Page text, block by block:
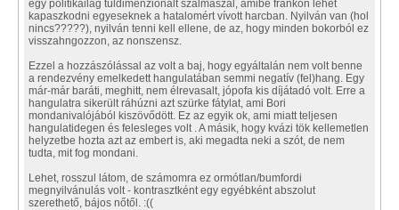
egy politikailag túldimenzionált szalmaszál, amibe frankón lehet
kapaszkodni egyeseknek a hatalomért vívott harcban. Nyilván van (hol
nincs?????), nyilván tenni kell ellene, de az, hogy minden bokorból ez
visszahngozzon, az nonszensz.
Ezzel a hozzászólással az volt a baj, hogy egyáltalán nem volt benne
a rendezvény emelkedett hangulatában semmi negatív (fel)hang. Egy
már-már baráti, meghitt, nem élrevasalt, jópofa kis díjátadó volt. Erre a
hangulatra sikerült ráhúzni azt szürke fátylat, ami Bori
mondanivalójából kiszövődött. Ez az egyik ok, ami miatt teljesen
hangulatidegen és felesleges volt . A másik, hogy kvázi tök kellemetlen
helyzetbe hozta azt az embert is, aki megadta neki a szót, de nem
tudta, mit fog mondani.
Lehet, rosszul látom, de számomra ez ormótlan/bumfordi
megnyilvánulás volt - kontrasztként egy egyébként abszolut
szerethető, bájos nőtől. :((